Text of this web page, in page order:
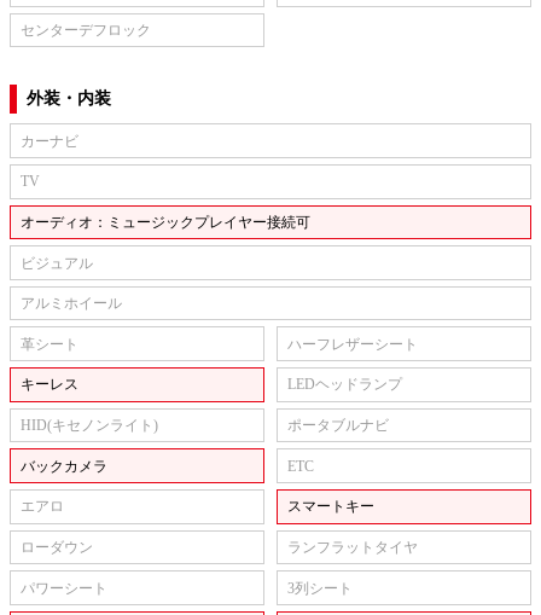
センターデフロック
外装・内装
カーナビ
TV
オーディオ：ミュージックプレイヤー接続可
ビジュアル
アルミホイール
革シート ハーフレザーシート
キーレス LEDヘッドランプ
HID(キセノンライト) ポータブルナビ
バックカメラ ETC
エアロ スマートキー
ローダウン ランフラットタイヤ
パワーシート 3列シート